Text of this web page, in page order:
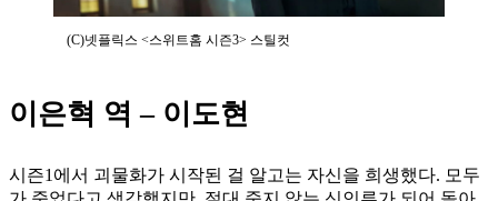
(C)넷플릭스 <스위트홈 시즌3> 스틸컷
이은혁 역 – 이도현
시즌1에서 괴물화가 시작된 걸 알고는 자신을 희생했다. 모두